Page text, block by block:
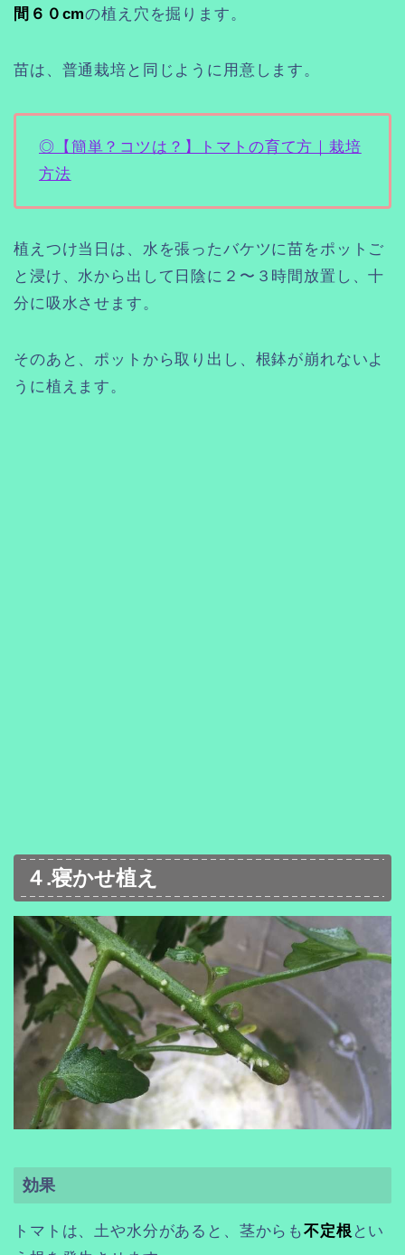
間６０cmの植え穴を掘ります。
苗は、普通栽培と同じように用意します。
◎【簡単？コツは？】トマトの育て方｜栽培
方法
植えつけ当日は、水を張ったバケツに苗をポットご
と浸け、水から出して日陰に２〜３時間放置し、十
分に吸水させます。
そのあと、ポットから取り出し、根鉢が崩れないよ
うに植えます。
４.寝かせ植え
効果
トマトは、土や水分があると、茎からも不定根 とい